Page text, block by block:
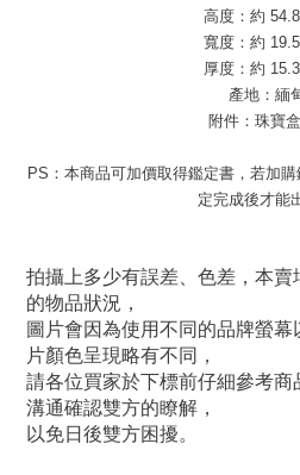
高度：約 54.8
寬度：約 19.5
厚度：約 15.3
產地：緬
附件：珠寶
PS：本商品可加價取得鑑定書，若加
定完成後才能
拍攝上多少有誤差、色差，本
的物品狀況，
圖片會因為使用不同的品牌螢
片顏色呈現略有不同，
請各位買家於下標前仔細參考
溝通確認雙方的瞭解，
以免日後雙方困擾。